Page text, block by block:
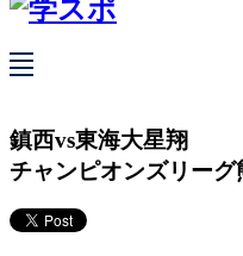
鎮西vs東海大星翔
チャンピオンズリー